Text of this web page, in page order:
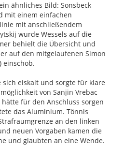
ähnliches Bild: Sonsbeck
mit einem einfachen
mit anschließendem
wurde Wessels auf die
behielt die Übersicht und
auf den mitgelaufenen Simon
einschob.
eiskalt und sorgte für klare
von Sanjin Vrebac
hätte für den Anschluss sorgen
das Aluminium. Tönnis
an den linken
neuen Vorgaben kamen die
und glaubten an eine Wende.